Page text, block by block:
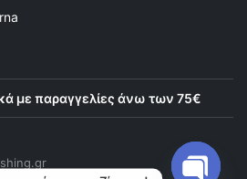
με παραγγελίες άνω των 75€